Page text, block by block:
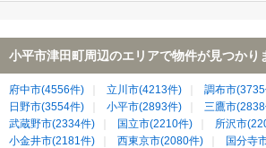
小平市津田町周辺のエリアで物件が見つかり
府中市(4556件) 立川市(4213件)
調布市
日野市(3554件)
小平市(2893件)
三鷹市
武蔵野市(2334件)
国立市(2210件)
所沢市
小金井市(2181件)
西東京市(2080件)
国分寺